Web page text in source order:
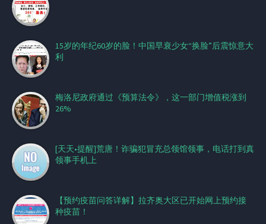
15岁的年纪60岁的脸！中国早衰少女“换脸”后震惊意大
利
梅洛尼政府通过《预算法令》，这一部门增值税涨到
26%
[天天•提醒]荒唐！诈骗犯冒充总领馆领事，电话打到真
领事手机上
【预约疫苗问答详解】拉齐奥大区已开始网上预约接
种疫苗！